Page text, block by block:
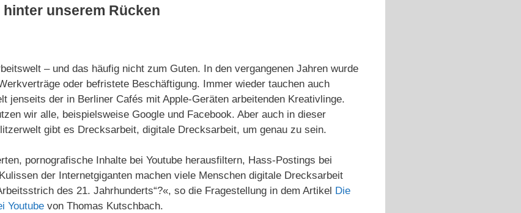
unserem Rücken
– und das häufig nicht zum Guten. In den vergangenen Jahren wurde
oder befristete Beschäftigung. Immer wieder tauchen auch
jenseits der in Berliner Cafés mit Apple-Geräten arbeitenden Kreativlinge.
wir alle, beispielsweise Google und Facebook. Aber auch in dieser
gibt es Drecksarbeit, digitale Drecksarbeit, um genau zu sein.
pornografische Inhalte bei Youtube herausfiltern, Hass-Postings bei
der Internetgiganten machen viele Menschen digitale Drecksarbeit
des 21. Jahrhunderts“?«, so die Fragestellung in dem Artikel Die
Youtube von Thomas Kutschbach.